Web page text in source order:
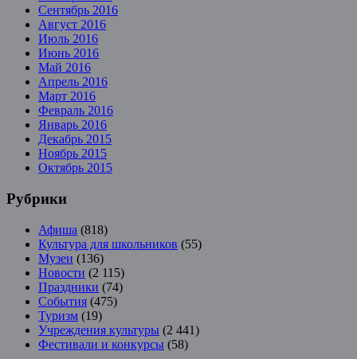
Сентябрь 2016
Август 2016
Июль 2016
Июнь 2016
Май 2016
Апрель 2016
Март 2016
Февраль 2016
Январь 2016
Декабрь 2015
Ноябрь 2015
Октябрь 2015
Рубрики
Афиша (818)
Культура для школьников (55)
Музеи (136)
Новости (2 115)
Праздники (74)
События (475)
Туризм (19)
Учреждения культуры (2 441)
Фестивали и конкурсы (58)